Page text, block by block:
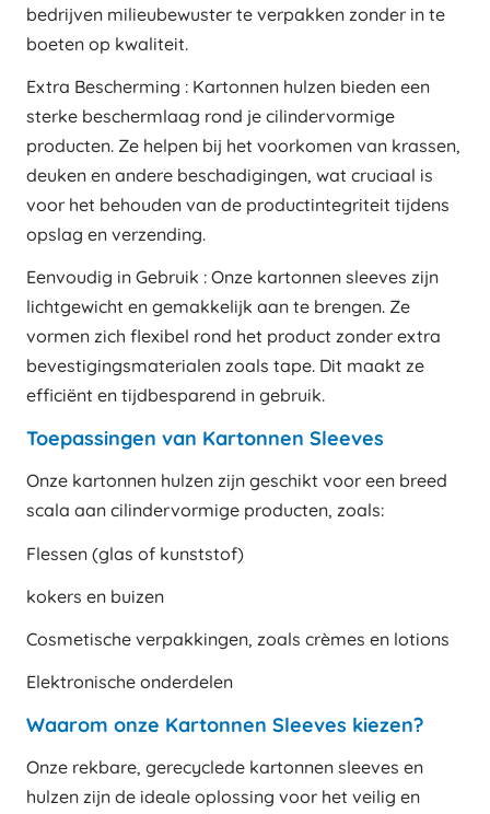
bedrijven milieubewuster te verpakken zonder in te
boeten op kwaliteit.
Extra Bescherming : Kartonnen hulzen bieden een
sterke beschermlaag rond je cilindervormige
producten. Ze helpen bij het voorkomen van krassen,
deuken en andere beschadigingen, wat cruciaal is
voor het behouden van de productintegriteit tijdens
opslag en verzending.
Eenvoudig in Gebruik : Onze kartonnen sleeves zijn
lichtgewicht en gemakkelijk aan te brengen. Ze
vormen zich flexibel rond het product zonder extra
bevestigingsmaterialen zoals tape. Dit maakt ze
efficiënt en tijdbesparend in gebruik.
Toepassingen van Kartonnen Sleeves
Onze kartonnen hulzen zijn geschikt voor een breed
scala aan cilindervormige producten, zoals:
Flessen (glas of kunststof)
kokers en buizen
Cosmetische verpakkingen, zoals crèmes en lotions
Elektronische onderdelen
Waarom onze Kartonnen Sleeves kiezen?
Onze rekbare, gerecyclede kartonnen sleeves en
hulzen zijn de ideale oplossing voor het veilig en